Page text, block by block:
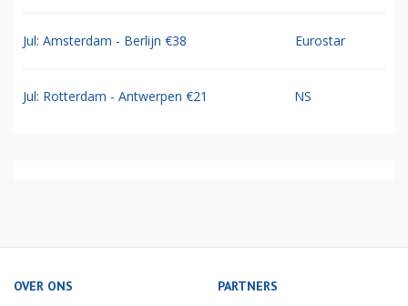
Jul: Amsterdam - Berlijn €38 Eurostar
Jul: Rotterdam - Antwerpen €21 NS
OVER ONS PARTNERS